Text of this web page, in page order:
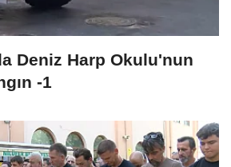
Deniz Harp Okulu'nun
-1